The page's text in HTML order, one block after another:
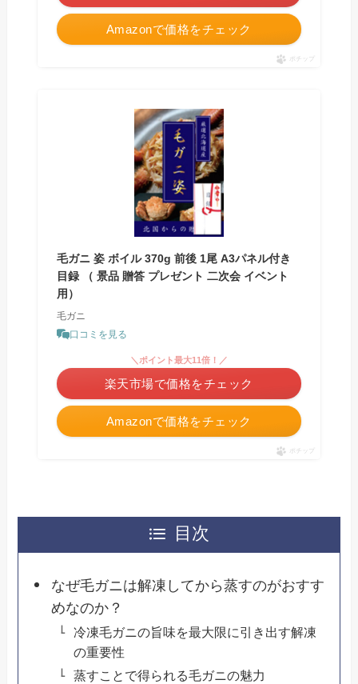
Amazonで価格をチェック
ポチップ
毛ガニ 姿 ボイル 370g 前後 1尾 A3パネル付き
目録 （ 景品 贈答 プレゼント 二次会 イベント
用）
毛ガニ
口コミを見る
Amazonで価格をチェック
＼ポイント最大11倍！／
楽天市場で価格をチェック
ポチップ
目次
なぜ毛ガニは解凍してから蒸すのがおすす
めなのか？
冷凍毛ガニの旨味を最大限に引き出す解凍
の重要性
蒸すことで得られる毛ガニの魅力